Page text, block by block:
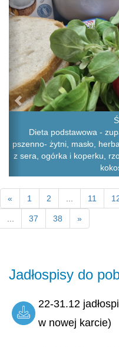
Dieta podstawowa -
pszenno- żytni, masło,
z sera, ogórka i koperku,
« 1 2 ... 11
... 37 38 »
Jadłospisy do
22-31.12
w nowej karcie)